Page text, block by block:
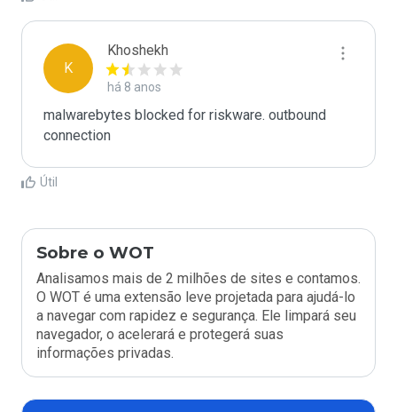
K
Khoshekh
há 8 anos
malwarebytes blocked for riskware. outbound
connection
Útil
Sobre o WOT
Analisamos mais de 2 milhões de sites e contamos.
O WOT é uma extensão leve projetada para ajudá-lo
a navegar com rapidez e segurança. Ele limpará seu
navegador, o acelerará e protegerá suas
informações privadas.